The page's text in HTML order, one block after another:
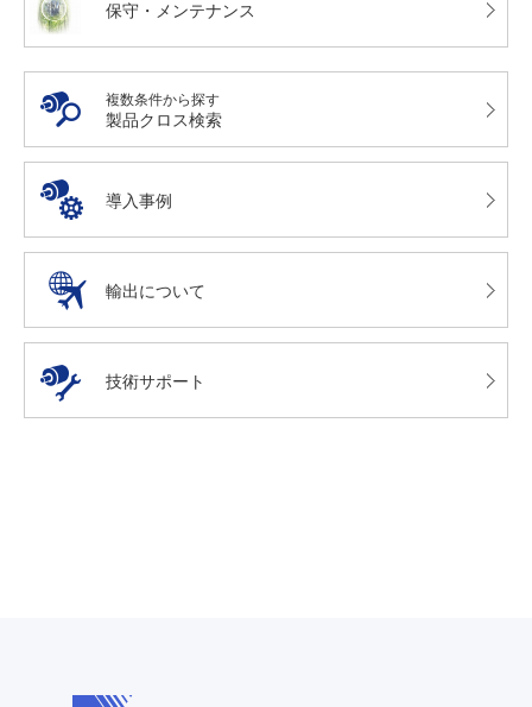
保守・メンテナンス
複数条件から探す
製品クロス検索
導入事例
輸出について
技術サポート